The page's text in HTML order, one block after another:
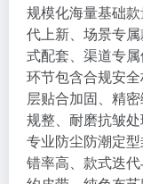
规模化海量基础
代上新、场景专
式配套、渠道专
环节包含合规安
层贴合加固、精
规整、耐磨抗皱处
专业防尘防潮定
错率高、款式迭